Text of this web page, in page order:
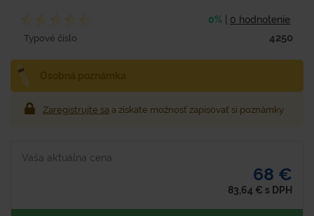
0% 0 hodnotenie
Typové číslo 4250
Zaregistrujte sa a získate možnosť zapisovať si poznámky
Vaša aktuálna cena
68 €
83,64 € s DPH